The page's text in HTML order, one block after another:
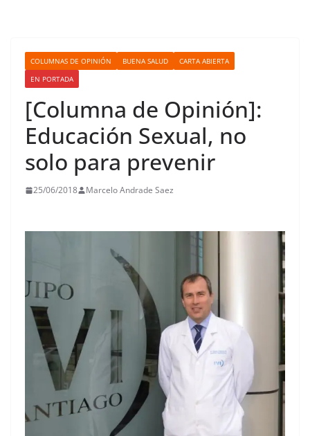
COLUMNAS DE OPINIÓN BUENA SALUD
CARTA ABIERTA
EN PORTADA
[Columna de Opinión]:
Educación Sexual, no
solo para prevenir
25/06/2018 Marcelo Andrade Saez